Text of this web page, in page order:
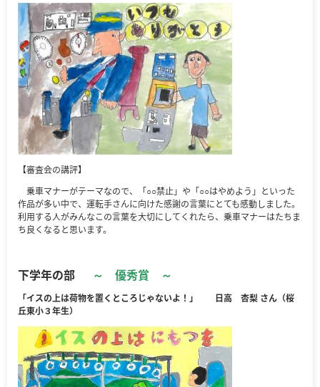
【審査会の講評】
乗車マナーがテーマなので、「○○禁止」や「○○はやめよう」といった
作品が多い中で、運転手さんに向けた感謝の言葉にとても感動しました。
利用する人がみんなこの言葉を大切にしてくれたら、乗車マナーはたちま
ち良くなると思います。
下学年の部 ～ 優秀賞 ～
「イスの上は荷物を置くところじゃないよ！」 日高 杏梨 さん（桜
丘東小３年生）